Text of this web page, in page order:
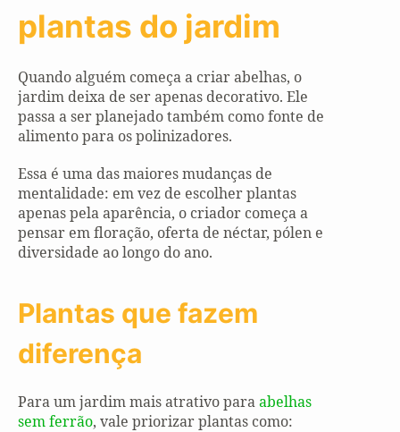
plantas do jardim
Quando alguém começa a criar abelhas, o
jardim deixa de ser apenas decorativo. Ele
passa a ser planejado também como fonte de
alimento para os polinizadores.
Essa é uma das maiores mudanças de
mentalidade: em vez de escolher plantas
apenas pela aparência, o criador começa a
pensar em floração, oferta de néctar, pólen e
diversidade ao longo do ano.
Plantas que fazem
diferença
Para um jardim mais atrativo paraabelhas
sem ferrão, vale priorizar plantas como: